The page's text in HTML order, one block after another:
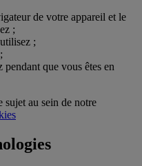
de votre appareil et le
;
;
que vous êtes en
sujet au sein de notre